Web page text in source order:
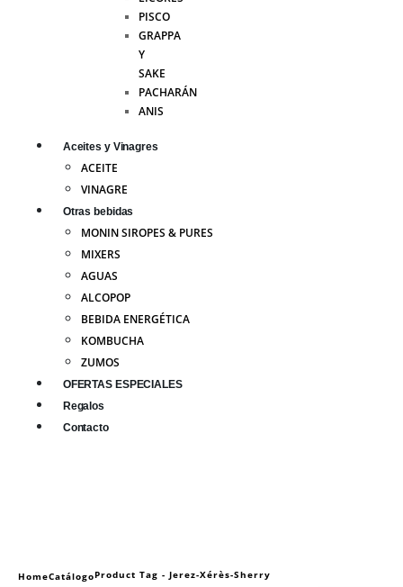
PISCO
GRAPPA
Y
SAKE
PACHARÁN
ANIS
Aceites y Vinagres
ACEITE
VINAGRE
Otras bebidas
MONIN SIROPES & PURES
MIXERS
AGUAS
ALCOPOP
BEBIDA ENERGÉTICA
KOMBUCHA
ZUMOS
OFERTAS ESPECIALES
Regalos
Contacto
HomeCatálogoProduct Tag - Jerez-Xérès-Sherry